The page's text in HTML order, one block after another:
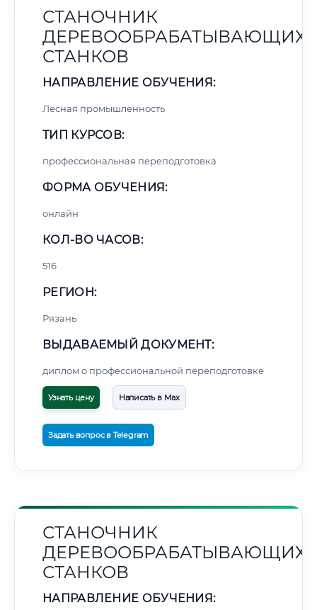
СТАНОЧНИК
ДЕРЕВООБРАБАТЫВАЮЩИХ
СТАНКОВ
НАПРАВЛЕНИЕ ОБУЧЕНИЯ:
Лесная промышленность
ТИП КУРСОВ:
профессиональная переподготовка
ФОРМА ОБУЧЕНИЯ:
онлайн
КОЛ-ВО ЧАСОВ:
516
РЕГИОН:
Рязань
ВЫДАВАЕМЫЙ ДОКУМЕНТ:
диплом о профессиональной переподготовке
Узнать цену Написать в Max
Задать вопрос в Telegram
СТАНОЧНИК
ДЕРЕВООБРАБАТЫВАЮЩИХ
СТАНКОВ
НАПРАВЛЕНИЕ ОБУЧЕНИЯ: